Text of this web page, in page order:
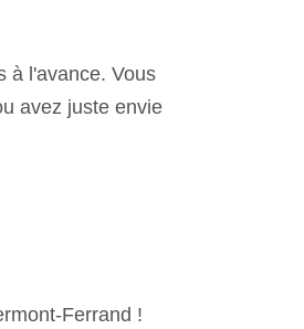
à l'avance. Vous
avez juste envie
Ferrand !